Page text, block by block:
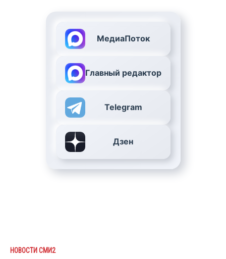
МедиаПоток
Главный редактор
Telegram
Дзен
НОВОСТИ СМИ2